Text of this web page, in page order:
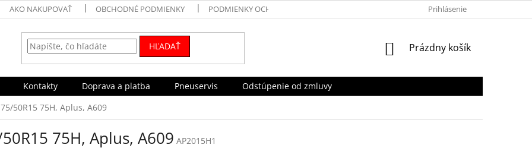
AKO NAKUPOVAŤ OBCHODNÉ PODMIENKY PODMIENKY OCHRANY OSOBNÝCH ÚDAJOV Prihlásenie
HĽADAŤ
NÁKUPNÝ
Prázdny košík
Kontakty Doprava a platba Pneuservis
Odstúpenie od zmluvy
50R15 75H, Aplus, A609
75H, Aplus, A609 AP2015H1